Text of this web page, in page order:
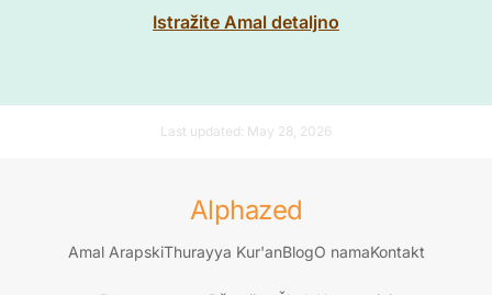
Istražite Amal detaljno
Last updated: May 28, 2026
Alphazed
Amal ArapskiThurayya Kur'anBlogO namaKontakt